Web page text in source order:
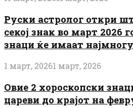
Руски астролог откри
секој знак во март 2026
знаци ќе имаат најмногу
1 март, 20261 март, 2026
Овие 2 хороскопски
цареви до крајот на